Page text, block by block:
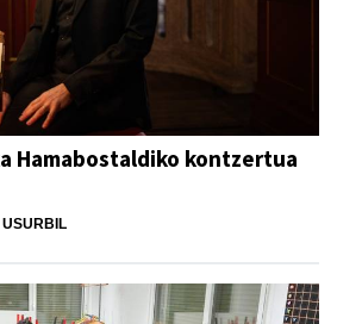
Hamabostaldiko kontzertua
USURBIL